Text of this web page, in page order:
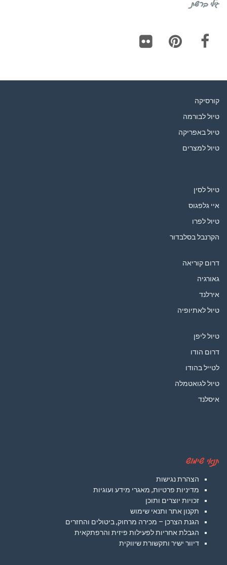
גילי ברשת
קורסיקה
טיול לבורמה
טיול באפריקה
טיול למצרים
טיול לסין
איי גלפגוס
טיול לפרו
הקרנבל בסלבדור
דרום קוריאה
גאורגיה
אירלנד
טיול לאתיופיה
טיול ליפן
דרום הודו
לטייל בהודו
טיול לגואטמלה
איסלנד
תנאי שימוש
הצהרת נגישות
מדיניות פרטיות, מאגרי מידע ועוגיות
זכויות יוצרים ותוכן
תקנון אתר ותנאי שימוש
הגנת הצרכן – מכירה מרחוק, ביטולים והחזרים
הגבלת אחריות לפעילות פיזית והרפתקאית
דיוור ישיר ותקשורת שיווקית